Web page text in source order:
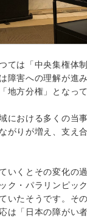
ては「中央集権体
障害への理解が進
地方分権」となっ
における多くの当
がりが増え、支え
いくとその変化の
ク・パラリンピッ
いたそうです。そ
は「日本の障がい